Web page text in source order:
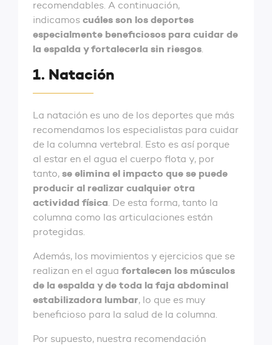
recomendables. A continuación,
indicamos cuáles son los deportes
especialmente beneficiosos para cuidar de
la espalda y fortalecerla sin riesgos.
1. Natación
La natación es uno de los deportes que más
recomendamos los especialistas para cuidar
de la columna vertebral. Esto es así porque
al estar en el agua el cuerpo flota y, por
tanto, se elimina el impacto que se puede
producir al realizar cualquier otra
actividad física. De esta forma, tanto la
columna como las articulaciones están
protegidas.
Además, los movimientos y ejercicios que se
realizan en el agua fortalecen los músculos
de la espalda y de toda la faja abdominal
estabilizadora lumbar, lo que es muy
beneficioso para la salud de la columna.
Por supuesto, nuestra recomendación